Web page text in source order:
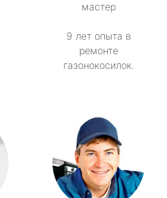
мастер
9 лет опыта в
ремонте
газонокосилок.